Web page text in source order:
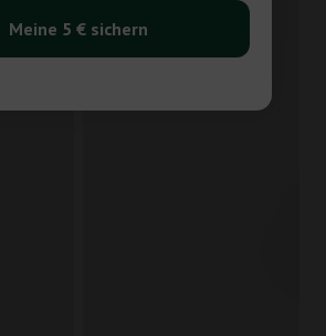
Meine 5 € sichern